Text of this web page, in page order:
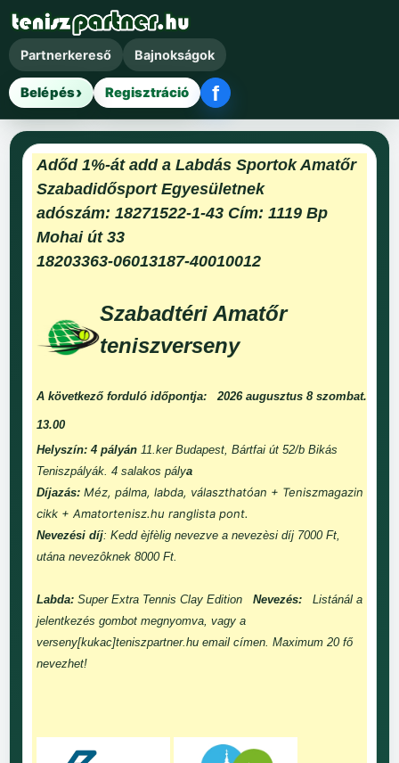
Partnerkereső Bajnokságok
Belépés Regisztráció fFacebook belépés
Adőd 1%-át add a Labdás Sportok Amatőr
Szabadidősport Egyesületnek
adószám: 18271522-1-43 Cím: 1119 Bp
Mohai út 33
18203363-06013187-40010012
Szabadtéri Amatőr
teniszverseny
A következő forduló időpontja: 2026 augusztus 8 szombat.
13.00
Helyszín: 4 pályán 11.ker Budapest, Bártfai út 52/b Bikás
Teniszpályák. 4 salakos pálya
Díjazás: Méz, pálma, labda, választhatóan + Teniszmagazin
cikk + Amatortenisz.hu ranglista pont.
Nevezési díj: Kedd èjfèlig nevezve a nevezèsi díj 7000 Ft,
utána nevezôknek 8000 Ft.
Labda: Super Extra Tennis Clay Edition Nevezés:
Listánál a
jelentkezés gombot megnyomva, vagy a
verseny[kukac]teniszpartner.hu email címen. Maximum 20 fő
nevezhet!